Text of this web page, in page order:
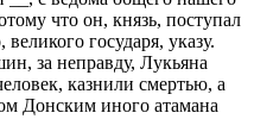
что он, князь, поступал
государя, указу.
за неправду, Лукьяна
казнили смертью, а
Донским иного атамана